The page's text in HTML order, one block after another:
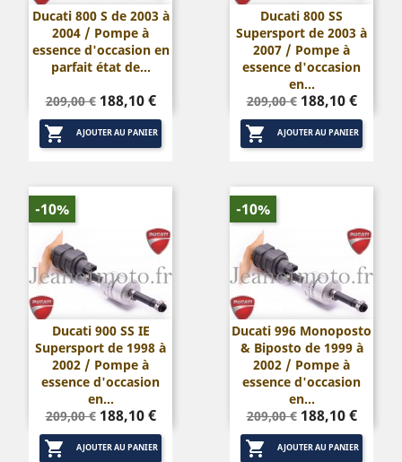
Ducati 800 S de 2003 à
2004 / Pompe à
essence d'occasion en
parfait état de...
Prix
de
base
209,00 € Prix
188,10 €
 AJOUTER AU PANIER
Ducati 800 SS
Supersport de 2003 à
2007 / Pompe à
essence d'occasion
en...
Prix
de
base
209,00 € Prix
188,10 €
 AJOUTER AU PANIER
Ducati 900 SS IE
Supersport de 1998 à
2002 / Pompe à
essence d'occasion
en...
Prix
de
base
209,00 € Prix
188,10 €
 AJOUTER AU PANIER
-10%
Ducati 996 Monoposto
& Biposto de 1999 à
2002 / Pompe à
essence d'occasion
en...
Prix
de
base
209,00 € Prix
188,10 €
 AJOUTER AU PANIER
-10%